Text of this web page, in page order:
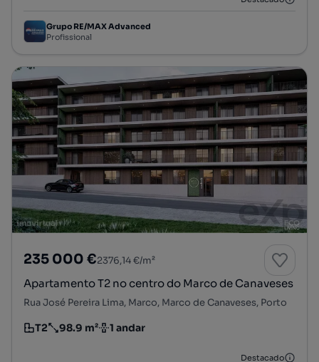
Grupo RE/MAX Advanced
Profissional
235 000 €2376,14 €/m²
Apartamento T2 no centro do Marco de Canaveses
Rua José Pereira Lima, Marco, Marco de Canaveses, Porto
Tipologia
T2
Preço por metro quadrado
98.9 m²
Andar 1 andar
Destacado